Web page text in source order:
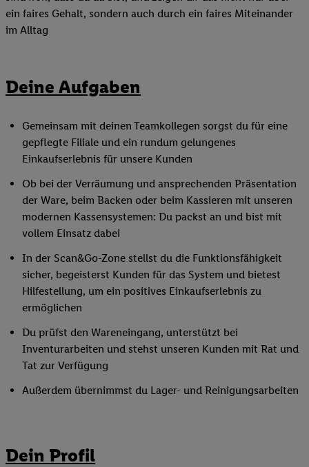
ein faires Gehalt, sondern auch durch ein faires Miteinander
im Alltag
Deine Aufgaben
Gemeinsam mit deinen Teamkollegen sorgst du für eine
gepflegte Filiale und ein rundum gelungenes
Einkaufserlebnis für unsere Kunden
Ob bei der Verräumung und ansprechenden Präsentation
der Ware, beim Backen oder beim Kassieren mit unseren
modernen Kassensystemen: Du packst an und bist mit
vollem Einsatz dabei
In der Scan&Go-Zone stellst du die Funktionsfähigkeit
sicher, begeisterst Kunden für das System und bietest
Hilfestellung, um ein positives Einkaufserlebnis zu
ermöglichen
Du prüfst den Wareneingang, unterstützt bei
Inventurarbeiten und stehst unseren Kunden mit Rat und
Tat zur Verfügung
Außerdem übernimmst du Lager- und Reinigungsarbeiten
Dein Profil